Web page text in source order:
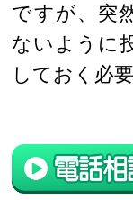
ですが、突
ないように
しておく必